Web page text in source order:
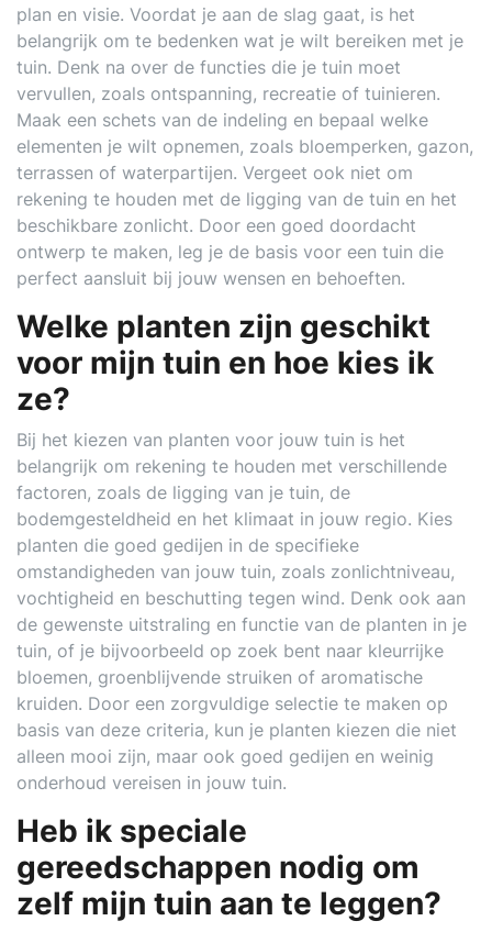
plan en visie. Voordat je aan de slag gaat, is het
belangrijk om te bedenken wat je wilt bereiken met je
tuin. Denk na over de functies die je tuin moet
vervullen, zoals ontspanning, recreatie of tuinieren.
Maak een schets van de indeling en bepaal welke
elementen je wilt opnemen, zoals bloemperken, gazon,
terrassen of waterpartijen. Vergeet ook niet om
rekening te houden met de ligging van de tuin en het
beschikbare zonlicht. Door een goed doordacht
ontwerp te maken, leg je de basis voor een tuin die
perfect aansluit bij jouw wensen en behoeften.
Welke planten zijn geschikt
voor mijn tuin en hoe kies ik
ze?
Bij het kiezen van planten voor jouw tuin is het
belangrijk om rekening te houden met verschillende
factoren, zoals de ligging van je tuin, de
bodemgesteldheid en het klimaat in jouw regio. Kies
planten die goed gedijen in de specifieke
omstandigheden van jouw tuin, zoals zonlichtniveau,
vochtigheid en beschutting tegen wind. Denk ook aan
de gewenste uitstraling en functie van de planten in je
tuin, of je bijvoorbeeld op zoek bent naar kleurrijke
bloemen, groenblijvende struiken of aromatische
kruiden. Door een zorgvuldige selectie te maken op
basis van deze criteria, kun je planten kiezen die niet
alleen mooi zijn, maar ook goed gedijen en weinig
onderhoud vereisen in jouw tuin.
Heb ik speciale
gereedschappen nodig om
zelf mijn tuin aan te leggen?